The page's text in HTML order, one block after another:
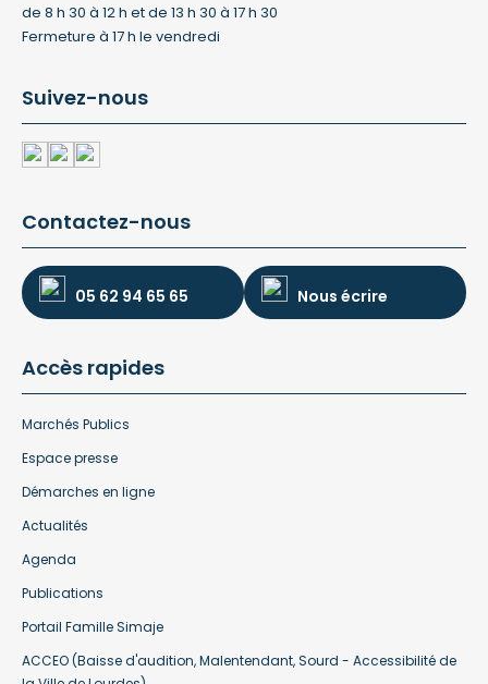
de 8 h 30 à 12 h et de 13 h 30 à 17 h 30
Fermeture à 17 h le vendredi
Suivez-nous
Contactez-nous
05 62 94 65 65 Nous écrire
Accès rapides
Marchés Publics
Espace presse
Démarches en ligne
Actualités
Agenda
Publications
Portail Famille Simaje
ACCEO (Baisse d'audition, Malentendant, Sourd - Accessibilité de